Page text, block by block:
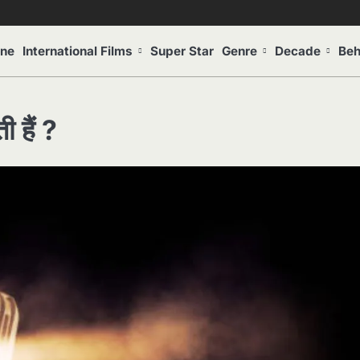
International Films Super Star Genre Decade
हैं ?